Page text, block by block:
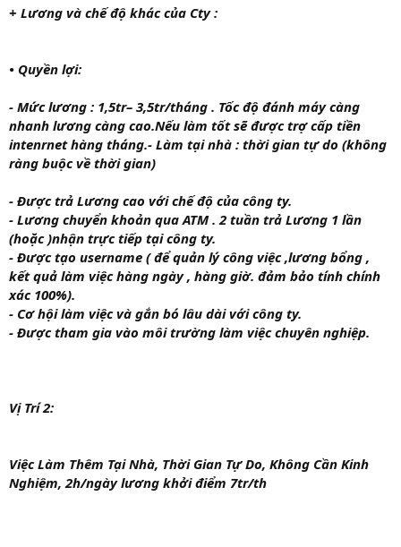
+ Lương và chế độ khác của Cty :
• Quyền lợi:
- Mức lương : 1,5tr– 3,5tr/tháng . Tốc độ đánh máy càng
nhanh lương càng cao.Nếu làm tốt sẽ được trợ cấp tiền
intenrnet hàng tháng.- Làm tại nhà : thời gian tự do (không
ràng buộc về thời gian)
- Được trả Lương cao với chế độ của công ty.
- Lương chuyển khoản qua ATM . 2 tuần trả Lương 1 lần
(hoặc )nhận trực tiếp tại công ty.
- Được tạo username ( để quản lý công việc ,lương bổng ,
kết quả làm việc hàng ngày , hàng giờ. đảm bảo tính chính
xác 100%).
- Cơ hội làm việc và gắn bó lâu dài với công ty.
- Được tham gia vào môi trường làm việc chuyên nghiệp.
Vị Trí 2:
Việc Làm Thêm Tại Nhà, Thời Gian Tự Do, Không Cần Kinh
Nghiệm, 2h/ngày lương khởi điểm 7tr/th